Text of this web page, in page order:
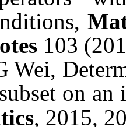
103
Wei,
on
, 2015,